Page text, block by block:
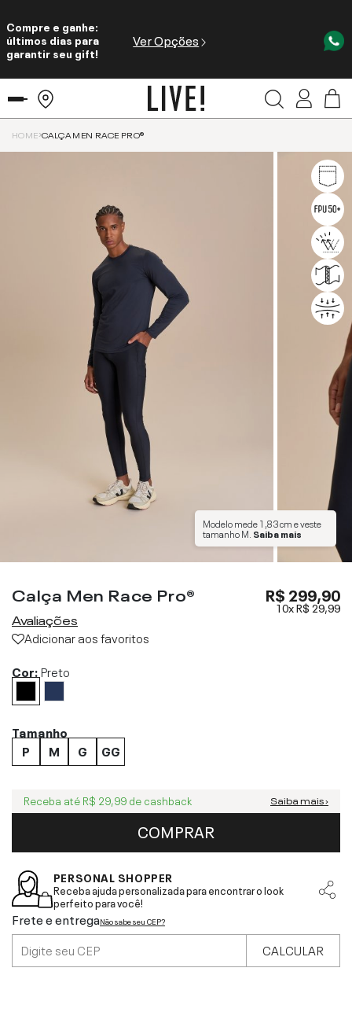
Compre e ganhe:
últimos dias para
garantir seu gift!
Ver Opções
HOME CALÇA MEN RACE PRO®
Modelo mede1,83 cme veste
tamanhoM Saiba mais
Calça Men Race Pro®
Avaliações
Adicionar aos favoritos
R$ 299,90
10xR$ 29,99
Cor:Preto
Tamanho
P
M G GG
Receba até R$ 29,99 de cashback Saiba mais ›
COMPRAR
PERSONAL SHOPPER
Receba ajuda personalizada para encontrar o look
perfeito para você!
Frete e entregaNão sabe seu CEP?
CALCULAR